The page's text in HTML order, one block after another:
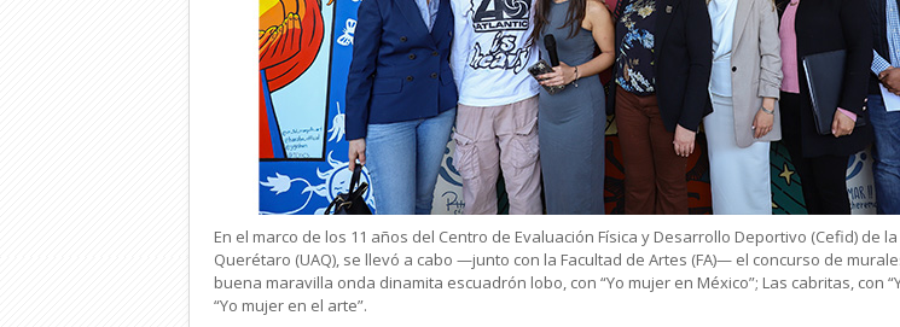
En el marco de los 11 años del Centro de Evaluación Física y Desarrollo Deportivo (Cefid) de
Querétaro (UAQ), se llevó a cabo —junto con la Facultad de Artes (FA)— el concurso de
buena maravilla onda dinamita escuadrón lobo, con “Yo mujer en México”; Las cabritas, con
“Yo mujer en el arte”.